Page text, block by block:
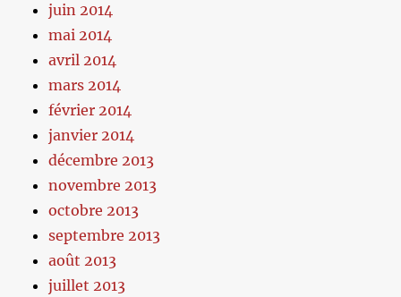
juin 2014
mai 2014
avril 2014
mars 2014
février 2014
janvier 2014
décembre 2013
novembre 2013
octobre 2013
septembre 2013
août 2013
juillet 2013